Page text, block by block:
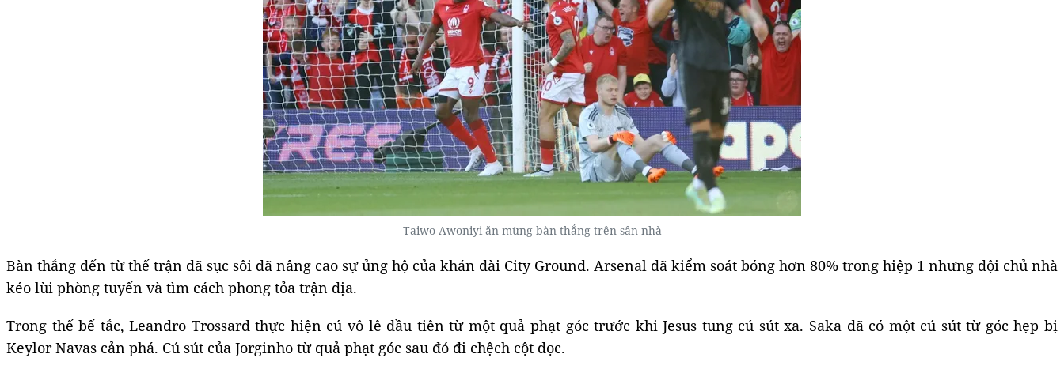
Taiwo Awoniyi ăn mừng bàn thắng trên sân nhà
Bàn thắng đến từ thế trận đã sục sôi đã nâng cao sự ủng hộ của khán đài City Ground. Arsenal đã kiểm soát bóng hơn 80% trong hiệp 1 nhưng đội chủ nhà
kéo lùi phòng tuyến và tìm cách phong tỏa trận địa.
Trong thế bế tắc, Leandro Trossard thực hiện cú vô lê đầu tiên từ một quả phạt góc trước khi Jesus tung cú sút xa. Saka đã có một cú sút từ góc hẹp bị
Keylor Navas cản phá. Cú sút của Jorginho từ quả phạt góc sau đó đi chệch cột dọc.